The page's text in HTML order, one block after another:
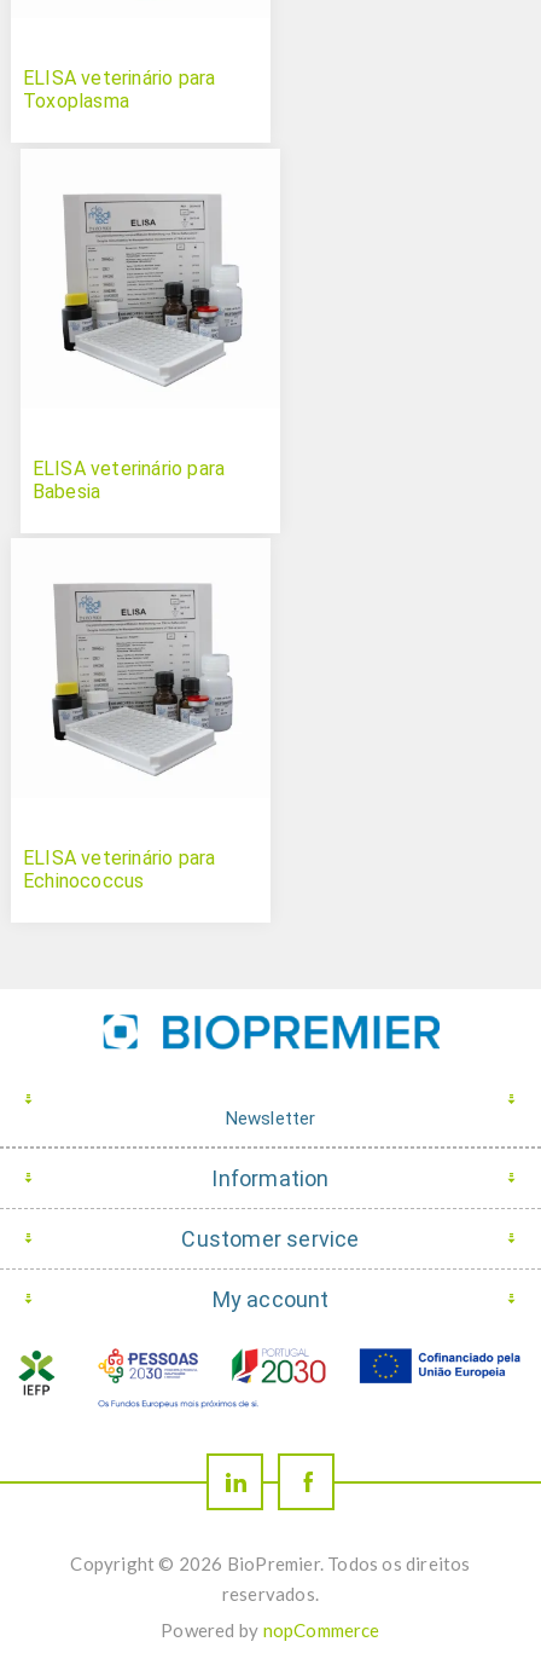
ELISA veterinário para
Toxoplasma
ELISA veterinário para
Babesia
ELISA veterinário para
Echinococcus
Newsletter
Information
Customer service
My account
Copyright © 2026 BioPremier. Todos os direitos
reservados.
Powered by nopCommerce